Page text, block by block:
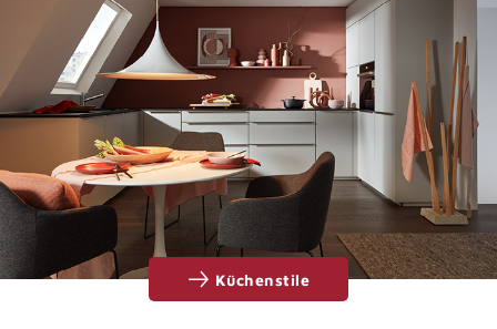
Küchenstile